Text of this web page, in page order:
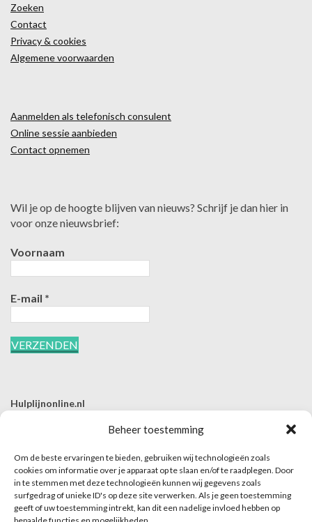
Beheer toestemming
Om de beste ervaringen te bieden, gebruiken wij technologieën zoals
cookies om informatie over je apparaat op te slaan en/of te raadplegen. Door
in te stemmen met deze technologieën kunnen wij gegevens zoals
surfgedrag of unieke ID's op deze site verwerken. Als je geen toestemming
geeft of uw toestemming intrekt, kan dit een nadelige invloed hebben op
Zoeken
Contact
Privacy & cookies
Algemene voorwaarden
Aanmelden als telefonisch consulent
Online sessie aanbieden
Contact opnemen
Wil je op de hoogte blijven van nieuws? Schrijf je dan hier in
voor onze nieuwsbrief:
Voornaam
E-mail *
Hulplijnonline.nl
E | info@hulplijnonline.nl
Contactformulier
Over Hulplijnonline.nl
Het team van Hulplijnonline.nl